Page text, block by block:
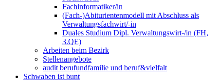
Fachinformatiker/in
(Fach-)Abiturientenmodell mit Abschluss als
Verwaltungsfachwirt/-in
Duales Studium Dipl. Verwaltungswirt-/in (FH,
3.QE)
Arbeiten beim Bezirk
Stellenangebote
audit berufundfamilie und beruf&vielfalt
Schwaben ist bunt